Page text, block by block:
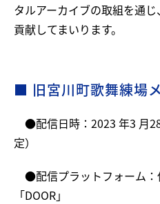
タルアーカイブの取組を通
貢献してまいります。
■ 旧宮川町歌舞練場
●配信日時：2023 年3 月
定）
●配信プラットフォーム
「DOOR」